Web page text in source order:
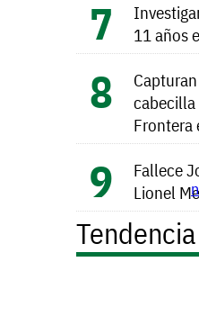
11 años
cabecilla
Frontera
Fallece
Lionel
Tendencia